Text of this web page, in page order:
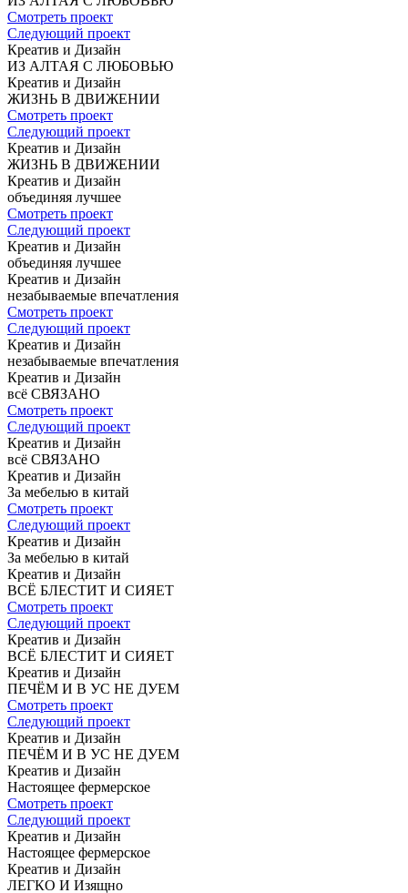
Смотреть проект
Следующий проект
Креатив и Дизайн
ИЗ АЛТАЯ С ЛЮБОВЬЮ
Креатив и Дизайн
ЖИЗНЬ В ДВИЖЕНИИ
Смотреть проект
Следующий проект
Креатив и Дизайн
ЖИЗНЬ В ДВИЖЕНИИ
Креатив и Дизайн
объединяя лучшее
Смотреть проект
Следующий проект
Креатив и Дизайн
объединяя лучшее
Креатив и Дизайн
незабываемые впечатления
Смотреть проект
Следующий проект
Креатив и Дизайн
незабываемые впечатления
Креатив и Дизайн
всё СВЯЗАНО
Смотреть проект
Следующий проект
Креатив и Дизайн
всё СВЯЗАНО
Креатив и Дизайн
За мебелью в китай
Смотреть проект
Следующий проект
Креатив и Дизайн
За мебелью в китай
Креатив и Дизайн
ВСЁ БЛЕСТИТ И СИЯЕТ
Смотреть проект
Следующий проект
Креатив и Дизайн
ВСЁ БЛЕСТИТ И СИЯЕТ
Креатив и Дизайн
ПЕЧЁМ И В УС НЕ ДУЕМ
Смотреть проект
Следующий проект
Креатив и Дизайн
ПЕЧЁМ И В УС НЕ ДУЕМ
Креатив и Дизайн
Настоящее фермерское
Смотреть проект
Следующий проект
Креатив и Дизайн
Настоящее фермерское
Креатив и Дизайн
ЛЕГКО И Изящно